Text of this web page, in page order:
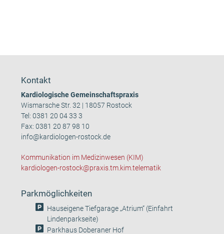
Kontakt
Kardiologische Gemeinschaftspraxis
Wismarsche Str. 32 | 18057 Rostock
Tel:0381 20 04 33 3
Fax: 0381 20 87 98 10
info@kardiologen-rostock.de
Kommunikation im Medizinwesen (KIM)
kardiologen-rostock@praxis.tm.kim.telematik
Parkmöglichkeiten
Hauseigene Tiefgarage „Atrium“ (Einfahrt
Lindenparkseite)
Parkhaus Doberaner Hof